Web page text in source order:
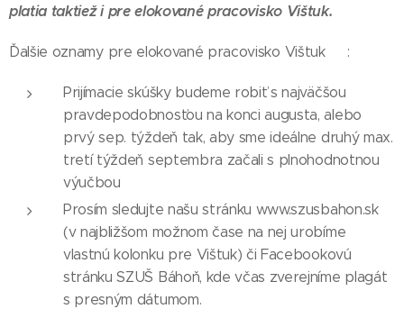
platia taktiež i pre elokované pracovisko Vištuk.
Ďalšie oznamy pre elokované pracovisko Vištuk 😊:
Prijímacie skúšky budeme robiť s najväčšou
pravdepodobnosťou na konci augusta, alebo
prvý sep. týždeň tak, aby sme ideálne druhý max.
tretí týždeň septembra začali s plnohodnotnou
výučbou
Prosím sledujte našu stránku www.szusbahon.sk
(v najbližšom možnom čase na nej urobíme
vlastnú kolonku pre Vištuk) či Facebookovú
stránku SZUŠ Báhoň, kde včas zverejníme plagát
s presným dátumom.